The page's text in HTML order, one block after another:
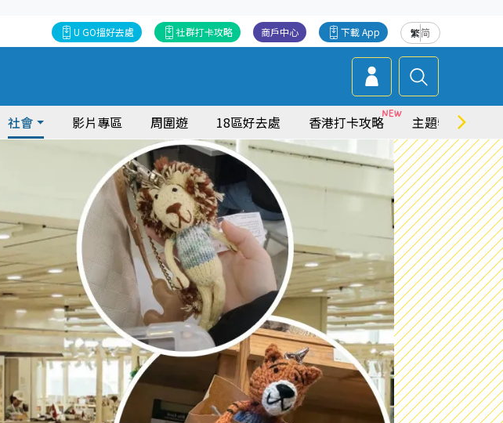
繁简
下載 App
商戶中心
社群打卡攻略
U GO搵好去處
社會 影片專區 周圍遊 18區好去處 香港打卡攻略 主題特集